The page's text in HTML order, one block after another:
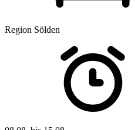
Region Sölden